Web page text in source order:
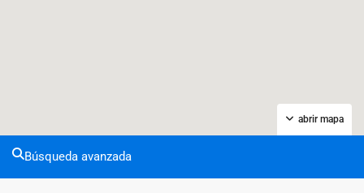
abrir mapa
Búsqueda avanzada